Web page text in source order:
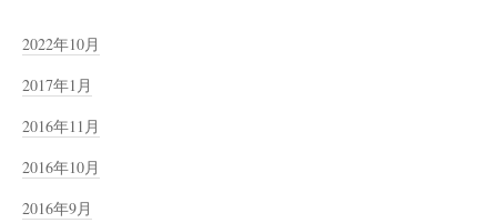
2022年10月
2017年1月
2016年11月
2016年10月
2016年9月